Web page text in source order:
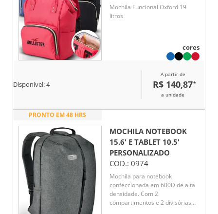
Mochila Funcional Oxford 19
litros
cores
Disponível:4
A partir de
R$ 140,87*
a unidade
PRONTO EM 48 HRS
MOCHILA NOTEBOOK
15.6' E TABLET 10.5'
PERSONALIZADO
COD.: 0974
Mochila para notebook
confeccionada em 600D de alta
densidade. Com 2
compartimentos e 2 divisórias